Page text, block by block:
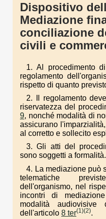
Dispositivo
Mediazione
conciliazione
civili e
1. Al procedimento
regolamento
rispetto di quanto
2. Il regolamento
riservatezza del
9, nonché modalità di
assicurano
al corretto e sollecito
3. Gli atti del
sono soggetti a formalità.
4. La mediazione può
telematiche
dell'organismo, nel
incontri di
modalità
dell'articolo 8 ter(1)(2).